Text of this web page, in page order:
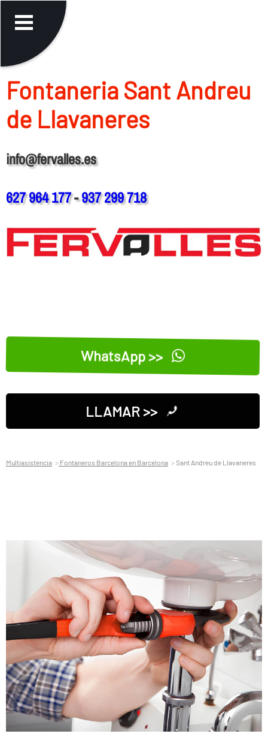
Fontaneria Sant Andreu
de Llavaneres
info@fervalles.es
627 964 177-937 299 718
WhatsApp >>
LLAMAR >>
Multiasistencia Fontaneros Barcelona en Barcelona Sant Andreu de Llavaneres